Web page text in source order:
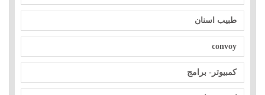
طبيب اسنان
convoy
كمبيوتر- برامج